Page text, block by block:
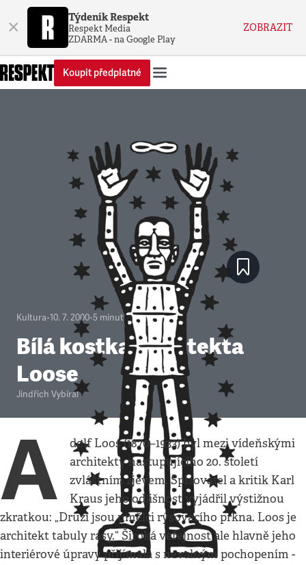
× Týdeník Respekt
Respekt Media
ZDARMA - na Google Play
ZOBRAZIT
Koupit předplatné
Kultura•10. 7. 2000•5 minut
Bílá kostka architekta
Loose
Jindřich Vybíral
A
dolf Loos (1870–1933) byl mezi vídeňskými
architekty nastupujícího 20. století
zvláštním zjevem. Spisovatel a kritik Karl
Kraus jeho odlišnost vyjádřil výstižnou
zkratkou: „Druzí jsou umělci rýsovacího prkna. Loos je
architekt tabuly rasy.“ Široká veřejnost ale hlavně jeho
interiérové úpravy přijímala s nevalným pochopením -